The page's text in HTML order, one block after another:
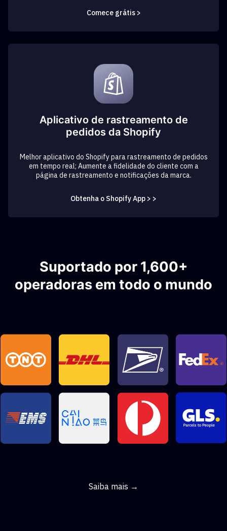
Comece grátis >
Aplicativo de rastreamento de
pedidos da Shopify
Melhor aplicativo do Shopify para rastreamento de pedidos
em tempo real; Aumente a fidelidade do cliente com a
página de rastreamento e notificações da marca.
Obtenha o Shopify App > >
Suportado por 1,600+
operadoras em todo o mundo
Saiba mais →